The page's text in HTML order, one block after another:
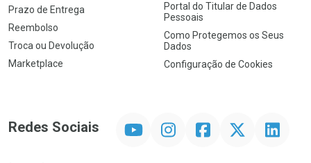
Prazo de Entrega
Reembolso
Troca ou Devolução
Marketplace
Portal do Titular de Dados
Pessoais
Como Protegemos os Seus
Dados
Configuração de Cookies
Redes Sociais InstagramFacebookTwitter Linkedin